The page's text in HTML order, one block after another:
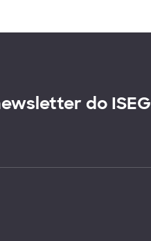
do ISEG